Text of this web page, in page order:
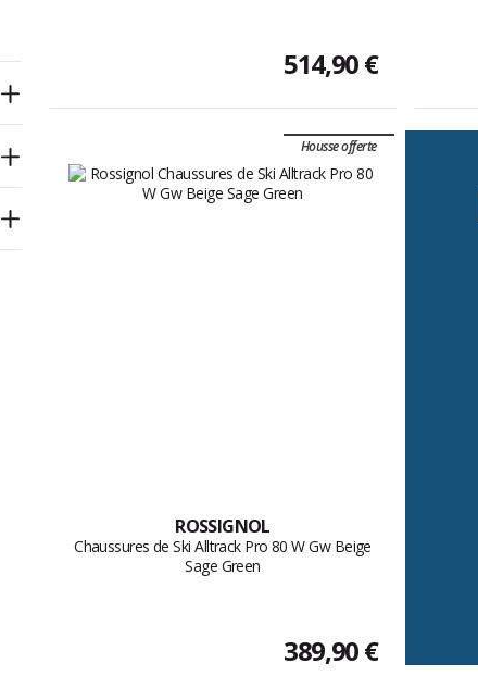
Déplier
Déplier
Déplier
514,90 €
Housse offerte
ROSSIGNOL
Chaussures de Ski Alltrack Pro 80 W Gw Beige
Sage Green
389,90 €